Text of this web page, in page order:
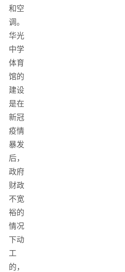
和空
调。
华光
中学
体育
馆的
建设
是在
新冠
疫情
暴发
后，
政府
财政
不宽
裕的
情况
下动
工
的，